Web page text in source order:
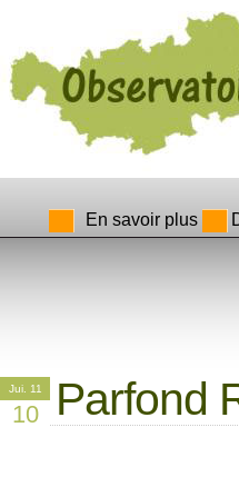
En savoir plus
Jui. 11
10 Parfond